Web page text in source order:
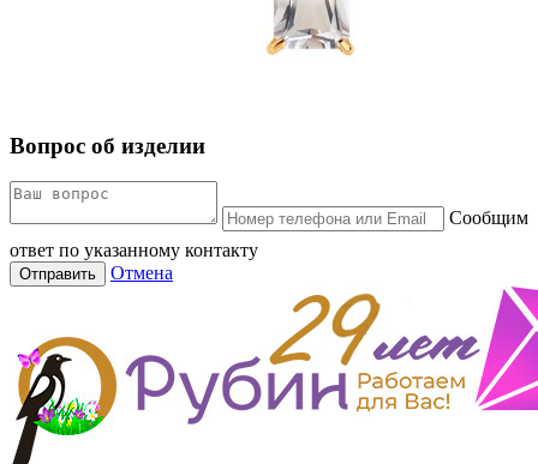
Вопрос об изделии
Сообщим
ответ по указанному контакту
Отправить Отмена